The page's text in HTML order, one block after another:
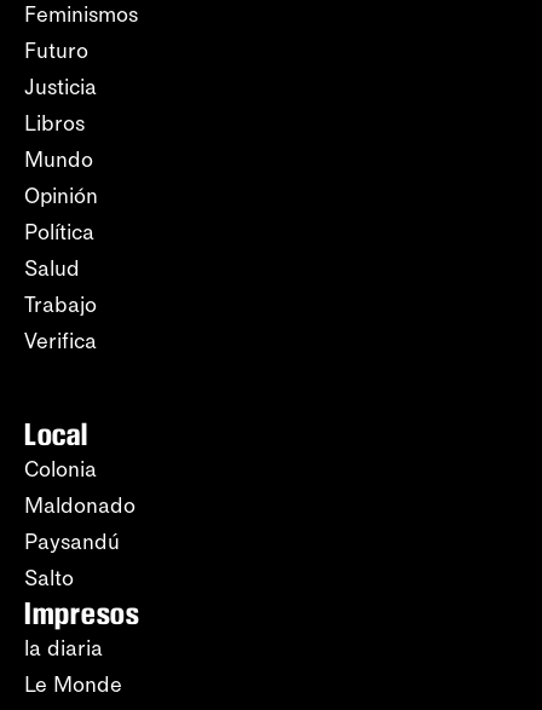
Feminismos
Futuro
Justicia
Libros
Mundo
Opinión
Política
Salud
Trabajo
Verifica
Local
Colonia
Maldonado
Paysandú
Salto
Impresos
la diaria
Le Monde